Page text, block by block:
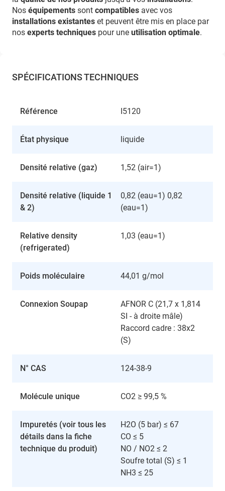
Nos équipements sont compatibles avec vos
installations existantes et peuvent être mis en place par
nos experts techniques pour une utilisation optimale.
SPÉCIFICATIONS TECHNIQUES
Référence I5120
État physique liquide
Densité relative (gaz) 1,52 (air=1)
Densité relative (liquide 1
& 2)
0,82 (eau=1) 0,82
(eau=1)
Relative density
(refrigerated)
1,03 (eau=1)
Poids moléculaire 44,01 g/mol
Connexion Soupap
AFNOR C (21,7 x 1,814
SI - à droite mâle)
Raccord cadre : 38x2
(S)
N° CAS 124-38-9
Molécule unique CO2 ≥ 99,5 %
Impuretés (voir tous les
détails dans la fiche
technique du produit)
H2O (5 bar) ≤ 67
CO ≤ 5
NO / NO2 ≤ 2
Soufre total (S) ≤ 1
NH3 ≤ 25